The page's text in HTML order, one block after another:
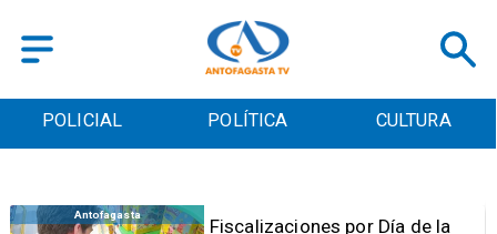
POLICIAL POLÍTICA CULTURA
Antofagasta